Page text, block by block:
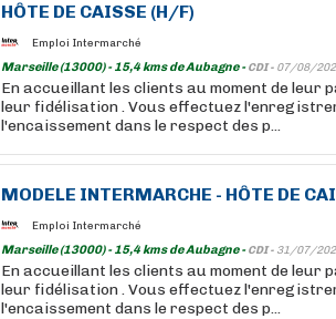
HÔTE DE CAISSE (H/F)
Emploi Intermarché
Marseille (13000) - 15,4 kms de Aubagne -CDI - 07/08/
En accueillant les clients au moment de leur
leur fidélisation . Vous effectuez
l'encaissement dans le respect des p...
MODELE INTERMARCHE - HÔTE DE
Emploi Intermarché
Marseille (13000) - 15,4 kms de Aubagne -CDI - 31/07/
En accueillant les clients au moment de leur
leur fidélisation . Vous effectuez
l'encaissement dans le respect des p...